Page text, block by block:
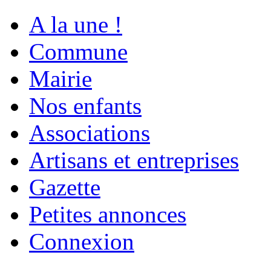
A la une !
Commune
Mairie
Nos enfants
Associations
Artisans et entreprises
Gazette
Petites annonces
Connexion